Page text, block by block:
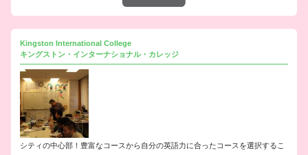
Kingston International College
キングストン・インターナショナル・カレッジ
シティの中心部！豊富なコースから自分の英語力に合ったコースを選択するこ